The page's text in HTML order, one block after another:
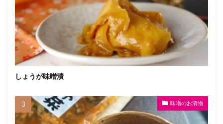
しょうが味噌漬
味噌のお漬物